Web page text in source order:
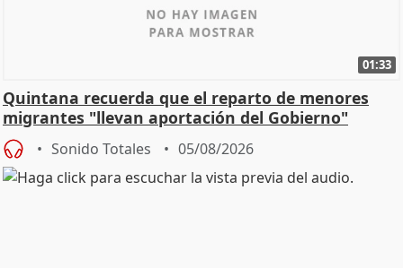
01:33
Quintana recuerda que el reparto de menores
migrantes "llevan aportación del Gobierno"
central
Sonido Totales 05/08/2026